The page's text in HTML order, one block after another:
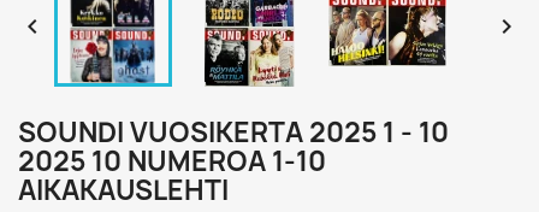
 
SOUNDI VUOSIKERTA 2025 1 - 10
2025 10 NUMEROA 1-10
AIKAKAUSLEHTI